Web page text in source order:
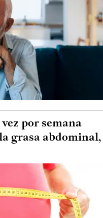
por semana
grasa abdominal,